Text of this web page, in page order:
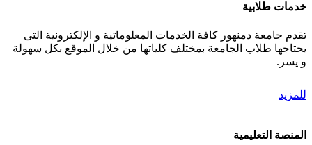
خدمات طلابية
تقدم جامعة دمنهور كافة الخدمات المعلوماتية و الإلكترونية التى
يحتاجها طلاب الجامعة بمختلف كلياتها من خلال الموقع بكل سهولة
و يسر.
للمزيد
المنصة التعليمية